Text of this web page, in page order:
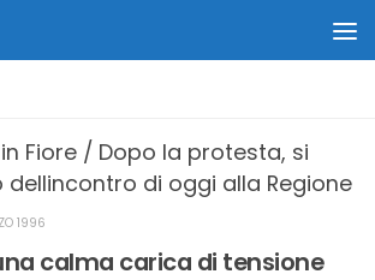
Fiore / Dopo la protesta, si
dellincontro di oggi alla Regione
1996
calma carica di tensione